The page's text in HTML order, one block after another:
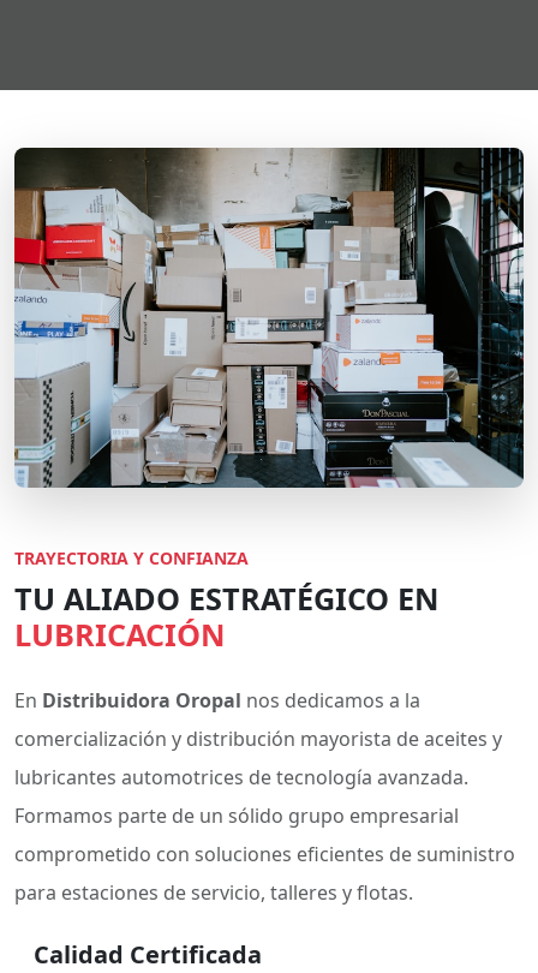
TRAYECTORIA Y CONFIANZA
TU ALIADO ESTRATÉGICO EN
LUBRICACIÓN
En Distribuidora Oropal nos dedicamos a la
comercialización y distribución mayorista de aceites y
lubricantes automotrices de tecnología avanzada.
Formamos parte de un sólido grupo empresarial
comprometido con soluciones eficientes de suministro
para estaciones de servicio, talleres y flotas.
Calidad Certificada